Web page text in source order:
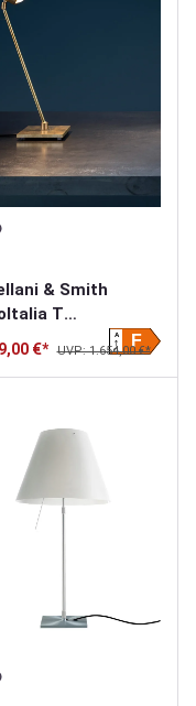
& Smith
T
€* UVP: 1.654,00 €*
F
A
G